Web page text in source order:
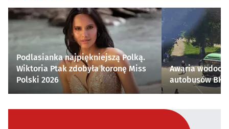
Podlasianka najpiękniejszą Polką.
Wiktoria Ptak zdobyła koronę Miss
Polski 2026
Awaria
autobusów